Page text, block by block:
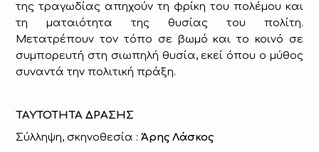
της τραγωδίας απηχούν τη φρίκη του πολέμου και
τη ματαιότητα της θυσίας του πολίτη.
Μετατρέπουν τον τόπο σε βωμό και το κοινό σε
συμπορευτή στη σιωπηλή θυσία, εκεί όπου ο μύθος
συναντά την πολιτική πράξη.
ΤΑΥΤΟΤΗΤΑ ΔΡΑΣΗΣ
Σύλληψη, σκηνοθεσία :Άρης Λάσκος